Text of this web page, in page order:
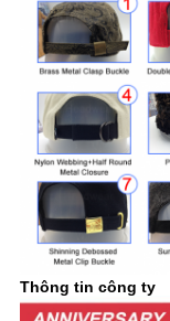
Thông tin công ty